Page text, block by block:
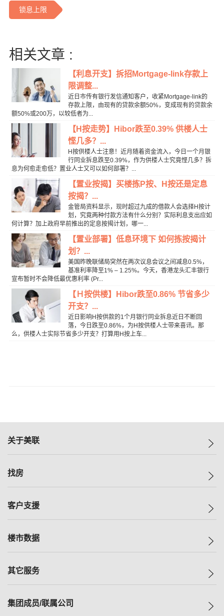
锁息上限
相关文章 :
【利息开支】拆招Mortgage-link存款上
限调整...
近日市传有银行发信通知客户，收紧Mortgage-link的
存款上限，由现有的贷款余额50%，变成现有的贷款余
额50%或200万，以较低者为...
【H按走势】Hibor跌至0.39% 供楼人士
悭几多？...
H按供楼人士注意！近月随着资金流入，今日一个月银
行同业拆息跌至0.39%，作为供楼人士究竟悭几多？拆
息为何愈走愈低？置业人士又可以如何部署？...
【置业按揭】买楼拣P按、H按还是定息
按揭？...
金管局资料显示，现时超过九成的借款人会选择H按计
划，究竟两种付款方法有什么分别？实际利息支出应如
何计算？加上政府早前推出的定息按揭计划，哪一...
【置业部署】低息环境下 如何拣按揭计
划？...
美国昨晚联储局突然在两次议息会议之间减息0.5%，
基准利率降至1% – 1.25%。今天，香港龙头汇丰银行
宣布暂时不会降低最优惠利率 (Pr...
【Ｈ按供楼】Hibor跌至0.86% 节省多少
开支？...
近日影响H按供款的1个月银行同业拆息近日不断回
落，今日跌至0.86%，为H按供楼人士带来喜讯。那
么，供楼人士实际节省多少开支？打算用H按上车...
关于美联
美联集团
人才招募
找房
一手新房
减价
美联豪宅
独家楼盘
租房
客户支援
自助放盘
查询热线
按揭计算机
楼市数据
指数
历史成交
其它服务
小区专页
集团成员/联属公司